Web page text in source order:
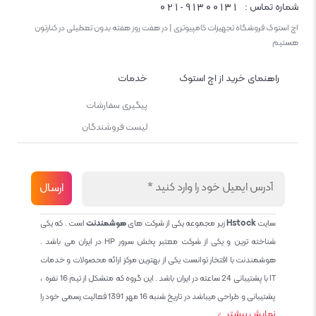
شماره تماس : 021-91300131
اچ استوک فروشگاه تجهیزات کامپیوتری | در هفت روز هفته بدون تعطیلی در کنارتون
هستیم
راهنمای خرید از اچ استوک خدمات
پیگیری سفارشات
لیست فروشندگان
سایتHstockزیر مجموعه یکی از شرکت هایهوشمندنتاست . که یکی
شناخته ترین و یکی از شرکت معتبر پخش سرور HP در ایران می باشد .
هوشمندنت با افتخار توانست یکی از بهترین مرکز ارائه محصولات و خدمات
IT با پشتیبانی 24 ساعته در ایران باشد . این گروه که متشکل از تیم 16 نفره ،
پشتیبانی و طراحی میباشد در تاریخ شنبه 16 مهر 1391 فعالیت رسمی خود را